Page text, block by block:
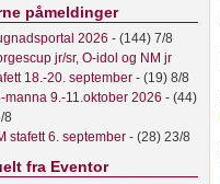
påmeldinger
2026 - (144) 7/8
jr/sr, O-idol og NM jr
18.-20. september- (19) 8/8
manna 9.-11.oktober 2026 - (44)
8
stafett 6. september- (28) 23/8
fra Eventor